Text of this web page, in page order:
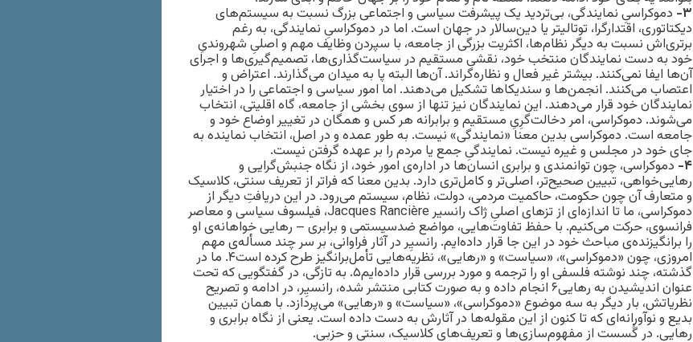
۳- دموکراسیِ نمایندگی، بی‌تردید یک پیشرفت سیاسی و اجتماعی بزرگ نسبت به سیستم‌های
دیکتاتوری، اقتدارگرا، توتالیتر یا دین‌سالار در جهان است. اما در دموکراسیِ نمایندگی، به رغم
برتری‌اش نسبت به دیگر نظام‌ها، اکثریت بزرگی از جامعه، با سپردن وظایف مهم و اصلیِ شهروندیِ
خود به دست نمایندگان منتخب خود، نقشی مستقیم در سیاست‌گذاری‌ها، تصمیم‌گیری‌ها و اجرای
آن‌ها ایفا نمی‌کنند. بیشتر غیر فعال و نظاره‌گر‌اند. آن‌ها البته پا به میدان می‌گذارند. اعتراض و
اعتصاب می‌کنند. انجمن‌ها‌ و سندیکاها تشکیل می‌دهند. اما امور سیاسی و اجتماعی را در اختیار
نمایندگان خود قرار می‌دهند. این نمایندگان نیز تنها از سوی بخشی از جامعه، گاه اقلیتی، انتخاب
می‌شوند. دموکراسی، امر دخالت‌گرِیِ مستقیم و برابرانه هر کس و همگان در تغییر اوضاع خود و
جامعه است. دموکراسی بدین معنا «نمایندگی» نیست. به طور عمده و در اصل، انتخاب نماینده به
جای خود در مجلس و غیره نیست. نمایندگیِ جمع یا مردم را بر عهده گرفتن نیست.
۴- دموکراسی، چون توانمندی و برابری انسان‌ها در اداره‌‌ی امور خود، از نگاه جنبش‌گرایی و
رهایی‌خواهی، تبیین صحیح‌تر، اصلی‌تر و کامل‌تری دارد. بدین معنا که فراتر از تعریف سنتی، کلاسیک
و متعارف آن چون حکومت، حاکمیت مردمی، دولت، نظام، سیستم می‌رود. در این دریافتِ دیگر از
دموکراسی، ما تا اندازه‌ای از تزهای اصلیِ ژاک رانسیر Jacques Rancière، فیلسوف سیاسی و معاصر
فرانسوی، حرکت می‌کنیم. با حفظ تفاوت‌هایی، مواضع ضدسیستمی و برابری – رهایی خواهانه‌ی او
را برانگیزنده‌ی مباحث خود در این جا قرار داده‌ایم. رانسیِر در آثار فراوانی، بر سر چند مسأله‌ی مهم
امروزی، چون «دموکراسی»، «سیاست» و «رهایی»، نظریه‌هایی تأمل‌برانگیز طرح کرده است۴. ما در
گذشته، چند نوشته فلسفی او را ترجمه و مورد بررسی قرار داده‌ایم۵. به تازگی، در گفتگویی که تحت
عنوان اندیشیدن به رهایی۶ انجام داده و به صورت کتابی منتشر شده، رانسیِر، در ادامه و تصریح
نظریاتش، بار دیگر به سه موضوع «دموکراسی»، «سیاست» و «رهایی» می‌پردازد. با همان تبیین
بدیع و نوآورانه‌‌ای که تا کنون از این مقوله‌ها در آثارش به دست داده است. یعنی از نگاه برابری و
رهایی. در گُسست از مفهوم‌سازی‌‌ها و تعریف‌های کلاسیک، سنتی و حزبی.